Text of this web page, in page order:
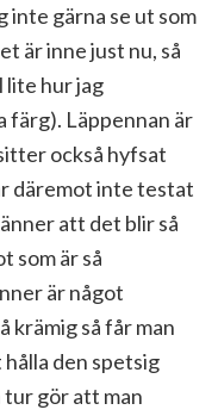
inte gärna se ut som
är inne just nu, så
lite hur jag
färg). Läppennan är
också hyfsat
däremot inte testat
att det blir så
som är så
är något
krämig så får man
den spetsig
tur gör att man